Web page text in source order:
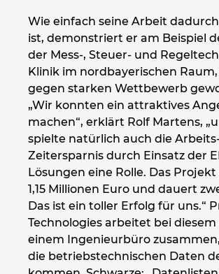
Wie einfach seine Arbeit
ist, demonstriert er am Beispiel
der Mess-, Steuer- und
Klinik im nordbayerischen
gegen starken Wettbewerb
„Wir konnten ein attraktives
machen“, erklärt Rolf Martens,
spielte natürlich auch die
Zeitersparnis durch Einsatz der
Lösungen eine Rolle. Das
1,15 Millionen Euro und dauert
Das ist ein toller Erfolg für uns.“
Technologies arbeitet bei
einem Ingenieurbüro
die betriebstechnischen Daten